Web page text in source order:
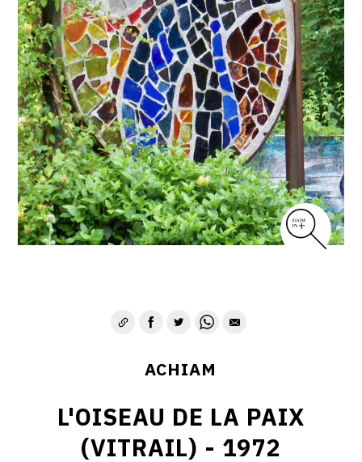
ANIMAUX & PLANTES
BIBLIQUE
ENGAGEMENTS & SOCIÉTÉ
MUSIQUE & DANSE
VIE & SENTIMENTS
VISAGES
CONTACT
ACHIAM
L'OISEAU DE LA PAIX
(VITRAIL) - 1972